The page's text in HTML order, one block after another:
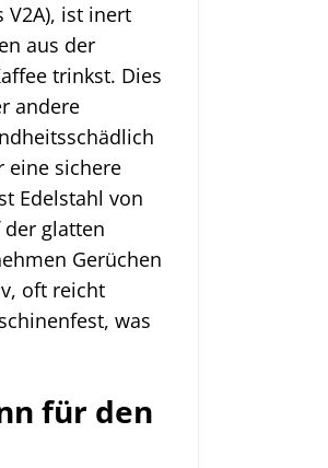
V2A), ist inert
aus der
trinkst. Dies
andere
eine sichere
Edelstahl von
glatten
Gerüchen
oft reicht
was
für den